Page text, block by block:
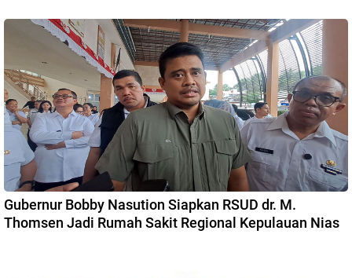
Gubernur Bobby Nasution Siapkan RSUD dr. M.
Thomsen Jadi Rumah Sakit Regional Kepulauan Nias